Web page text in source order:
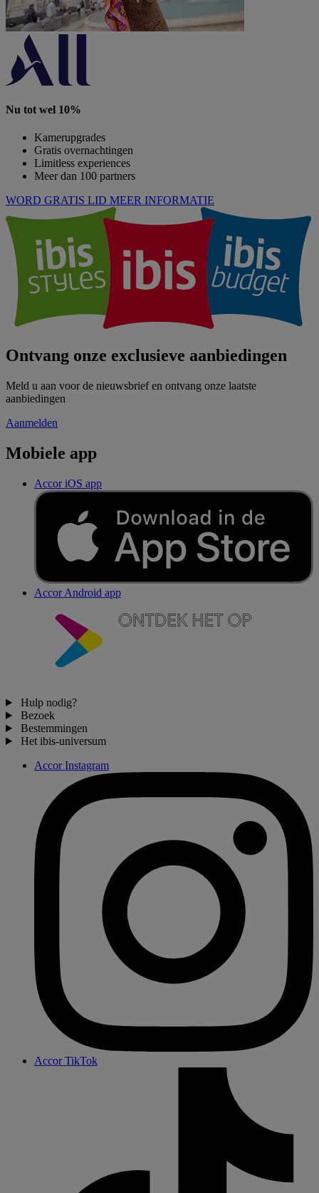
Nu tot wel 10%
Kamerupgrades
Gratis overnachtingen
Limitless experiences
Meer dan 100 partners
WORD GRATIS LID MEER INFORMATIE
Ontvang onze exclusieve aanbiedingen
Meld u aan voor de nieuwsbrief en ontvang onze laatste
aanbiedingen
Aanmelden
Mobiele app
Accor iOS app
Accor Android app
Hulp nodig?
Bezoek
Bestemmingen
Het ibis-universum
Accor Instagram
Accor TikTok